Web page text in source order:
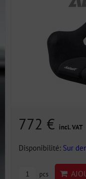
772 € incl. VAT
Disponibilité: Sur
pcs